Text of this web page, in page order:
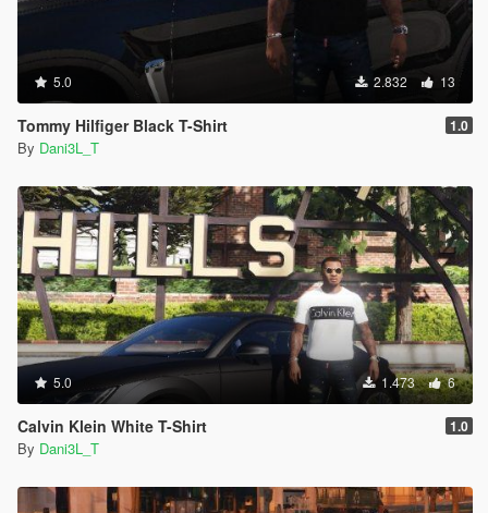
5.0 2.832 13
Tommy Hilfiger Black T-Shirt 1.0
By Dani3L_T
5.0 1.473 6
Calvin Klein White T-Shirt 1.0
By Dani3L_T